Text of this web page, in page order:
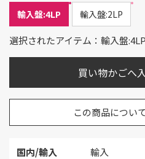
国内/輸入
輸入
輸入盤:4LP 輸入盤:2LP
選択されたアイテム：輸入盤:4LP
この商品につい